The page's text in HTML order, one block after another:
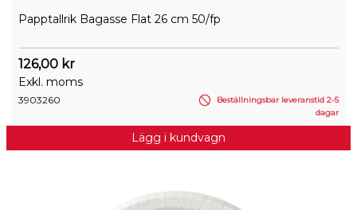
Papptallrik Bagasse Flat 26 cm 50/fp
126,00 kr
Exkl. moms
3903260
Beställningsbar leveranstid 2-5
dagar
Lägg i kundvagn